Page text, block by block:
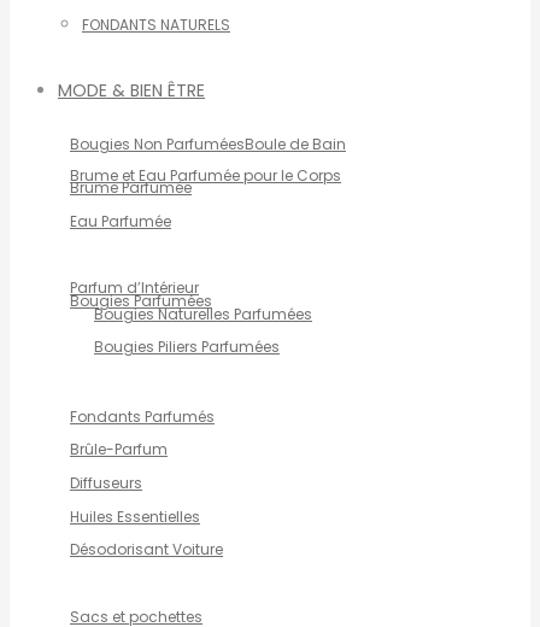
FONDANTS NATURELS
MODE & BIEN ÊTRE
Bougies Non ParfuméesBoule de Bain
Brume et Eau Parfumée pour le Corps
Brume Parfumée
Eau Parfumée
Parfum d’Intérieur
Bougies Parfumées
Bougies Naturelles Parfumées
Bougies Piliers Parfumées
Fondants Parfumés
Brûle-Parfum
Diffuseurs
Huiles Essentielles
Désodorisant Voiture
Sacs et pochettes